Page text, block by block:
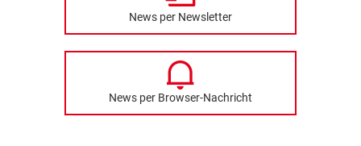
News per Newsletter
News per Browser-Nachricht